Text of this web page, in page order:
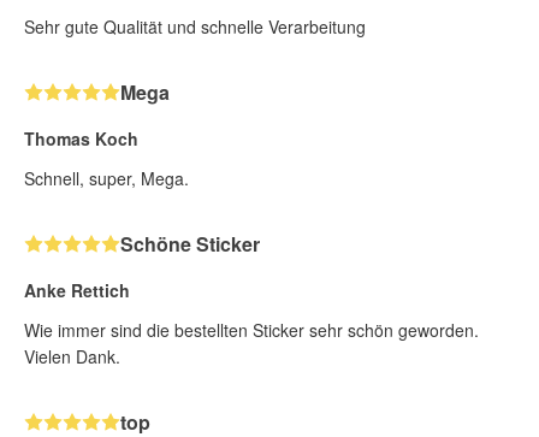
Sehr gute Qualität und schnelle Verarbeitung
Mega
Thomas Koch
Schnell, super, Mega.
Schöne Sticker
Anke Rettich
Wie immer sind die bestellten Sticker sehr schön geworden.
Vielen Dank.
top